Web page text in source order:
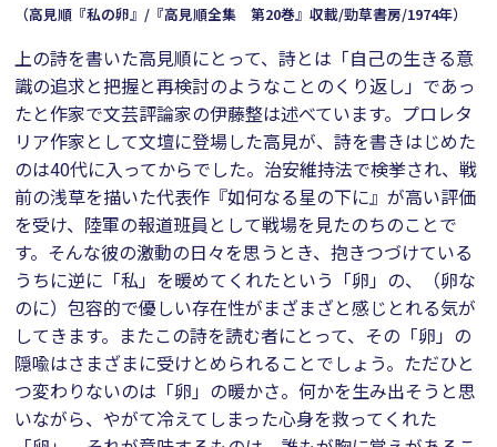
（高見順『私の卵』/『高見順全集 第20巻』収載/勁草書房/1974年）
上の詩を書いた高見順にとって、詩とは「自己の生きる意
識の追求と把握と再検討のようなことのくり返し」であっ
たと作家で文芸評論家の伊藤整は述べています。プロレタ
リア作家として文壇に登場した高見が、詩を書きはじめた
のは40代に入ってからでした。治安維持法で検挙され、戦
前の浅草を描いた代表作『如何なる星の下に』が高い評価
を受け、陸軍の報道班員として戦場を見たのちのことで
す。そんな彼の激動の日々を思うとき、抱きつづけている
うちに逆に「私」を暖めてくれたという「卵」の、（卵な
のに）包容的で優しい存在性がまざまざと感じとれる気が
してきます。またこの詩を読む者にとって、その「卵」の
隠喩はさまざまに受けとめられることでしょう。ただひと
つ変わりないのは「卵」の暖かさ。何かを生み出そうと思
いながら、やがて冷えてしまった心身を救ってくれた